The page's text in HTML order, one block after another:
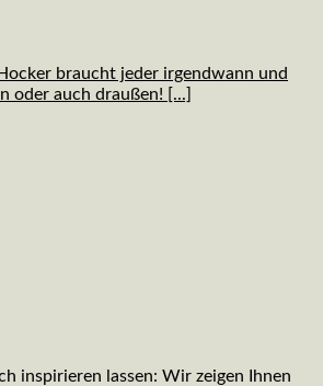
braucht jeder irgendwann und
oder auch draußen! [...]
inspirieren lassen: Wir zeigen Ihnen